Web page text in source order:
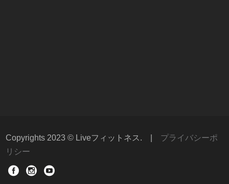
Copyrights 2023 © Liveフィットネス.
プライバシーポ
リシー